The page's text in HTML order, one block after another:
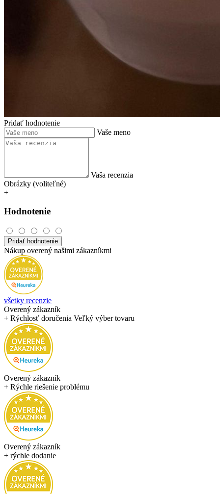
Pridať hodnotenie
Vaše meno
Vaša recenzia
Obrázky (voliteľné)
+
Hodnotenie
Pridať hodnotenie
Nákup overený našimi zákazníkmi
všetky recenzie
Overený zákazník
+ Rýchlosť doručenia Veľký výber tovaru
Overený zákazník
+ Rýchle riešenie problému
Overený zákazník
+ rýchle dodanie